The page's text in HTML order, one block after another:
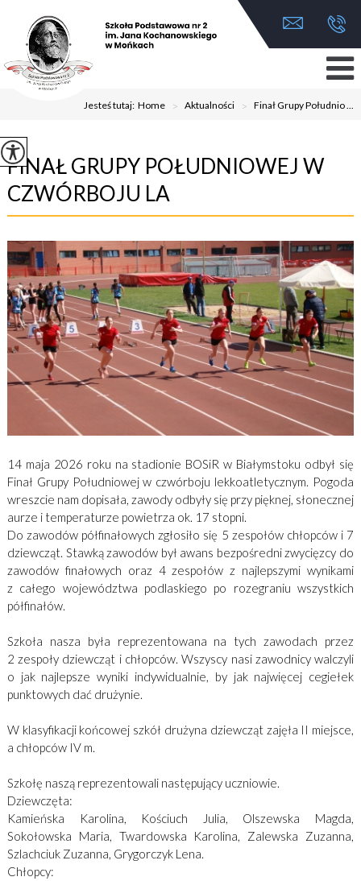
Jesteś tutaj:Home > Aktualności > Finał Grupy Południo ...
FINAŁ GRUPY POŁUDNIOWEJ W
CZWÓRBOJU LA
14 maja 2026 roku na stadionie BOSiR w Białymstoku odbył się
Finał Grupy Południowej w czwórboju lekkoatletycznym. Pogoda
wreszcie nam dopisała, zawody odbyły się przy pięknej, słonecznej
aurze i temperaturze powietrza ok. 17 stopni.
Do zawodów półfinałowych zgłosiło się 5 zespołów chłopców i 7
dziewcząt. Stawką zawodów był awans bezpośredni zwycięzcy do
zawodów finałowych oraz 4 zespołów z najlepszymi wynikami
z całego województwa podlaskiego po rozegraniu wszystkich
półfinałów.
Szkoła nasza była reprezentowana na tych zawodach przez
2 zespoły dziewcząt i chłopców. Wszyscy nasi zawodnicy walczyli
o jak najlepsze wyniki indywidualnie, by jak najwięcej cegiełek
punktowych dać drużynie.
W klasyfikacji końcowej szkół drużyna dziewcząt zajęła II miejsce,
a chłopców IV m.
Szkołę naszą reprezentowali następujący uczniowie.
Dziewczęta:
Kamieńska Karolina, Kościuch Julia, Olszewska Magda,
Sokołowska Maria, Twardowska Karolina, Zalewska Zuzanna,
Szlachciuk Zuzanna, Grygorczyk Lena.
Chłopcy: